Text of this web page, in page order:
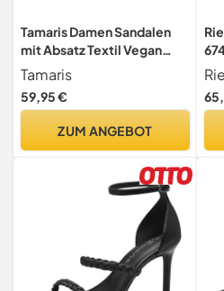
Tamaris Damen Sandalen
mit Absatz Textil Vegan
Blockabsatz Sommer;
LIGHT GOLD/metallic; 39
Tamaris
59,95 €
ZUM ANGEBOT